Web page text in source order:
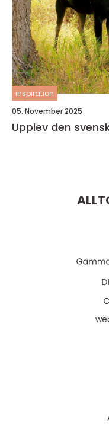
inspiration
05. November 2025
Upplev den